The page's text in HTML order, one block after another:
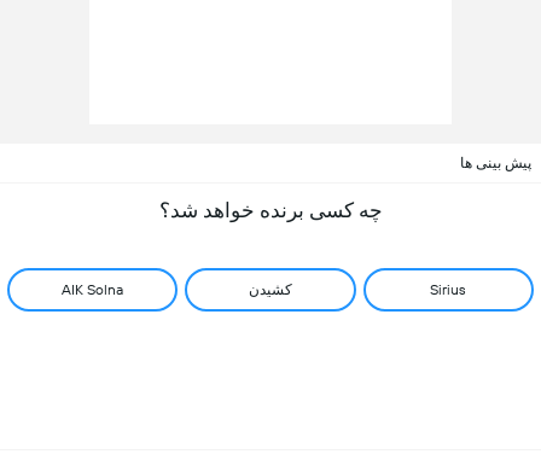
پیش بینی ها
چه کسی برنده خواهد شد؟
Sirius کشیدن AIK Solna